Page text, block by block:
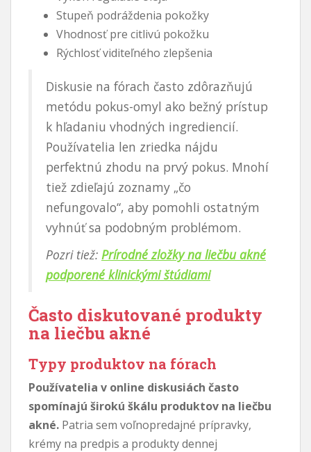
Stupeň podráždenia pokožky
Vhodnosť pre citlivú pokožku
Rýchlosť viditeľného zlepšenia
Diskusie na fórach často zdôrazňujú
metódu pokus-omyl ako bežný prístup
k hľadaniu vhodných ingrediencií.
Používatelia len zriedka nájdu
perfektnú zhodu na prvý pokus. Mnohí
tiež zdieľajú zoznamy „čo
nefungovalo“, aby pomohli ostatným
vyhnúť sa podobným problémom.
Pozri tiež: Prírodné zložky na liečbu akné
podporené klinickými štúdiami
Často diskutované produkty
na liečbu akné
Typy produktov na fórach
Používatelia v online diskusiách často
spomínajú širokú škálu produktov na liečbu
akné. Patria sem voľnopredajné prípravky,
krémy na predpis a produkty dennej